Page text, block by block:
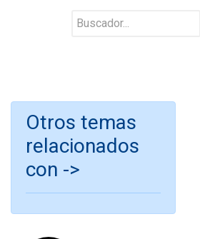
Otros temas
relacionados
con ->